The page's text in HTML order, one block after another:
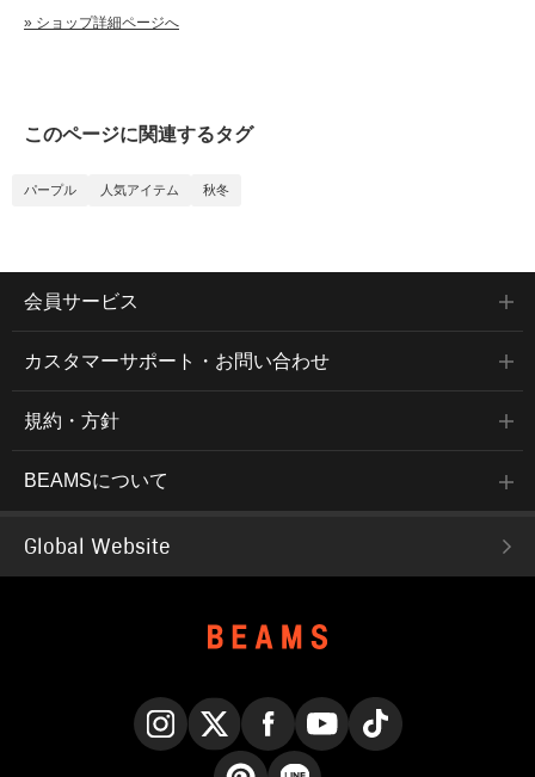
» ショップ詳細ページへ
このページに関連するタグ
パープル 人気アイテム 秋冬
会員サービス
カスタマーサポート・お問い合わせ
規約・方針
BEAMSについて
Global Website